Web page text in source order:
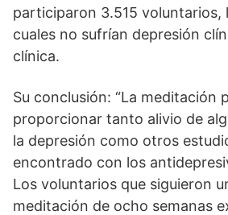
participaron 3.515 voluntarios,
cuales no sufrían depresión
clínica.
Su conclusión: “La meditación
proporcionar tanto alivio de
la depresión como otros
encontrado con los
Los voluntarios que siguieron
meditación de ocho semanas